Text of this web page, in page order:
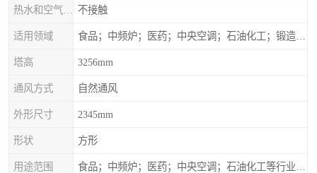
不接触
适用领域
塔高 3256mm
通风方式 自然通风
外形尺寸 2345mm
形状 方形
用途范围